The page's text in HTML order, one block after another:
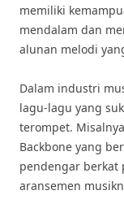
memiliki
mendalam dan
alunan melodi
Dalam industri
lagu-lagu yang
terompet.
Backbone yang
pendengar berkat
aransemen